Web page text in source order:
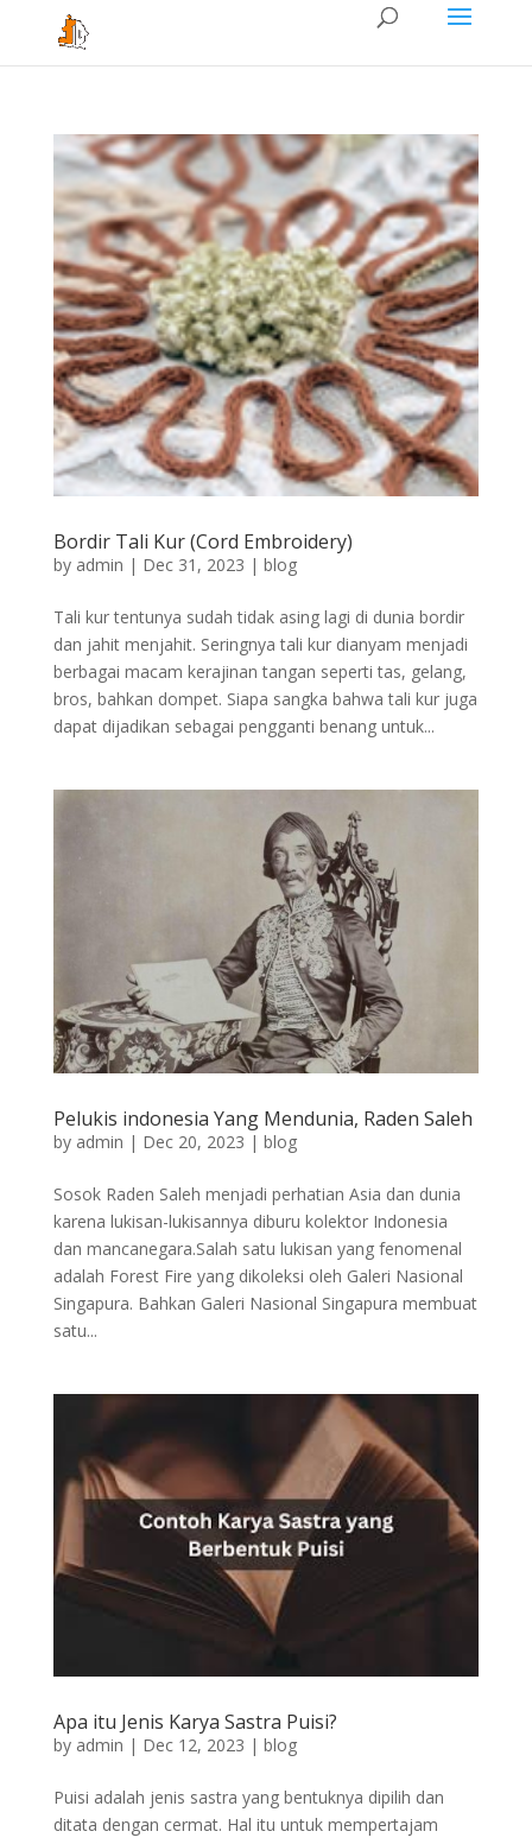
Bordir Tali Kur (Cord Embroidery)
by admin | Dec 31, 2023 | blog
Tali kur tentunya sudah tidak asing lagi di dunia bordir
dan jahit menjahit. Seringnya tali kur dianyam menjadi
berbagai macam kerajinan tangan seperti tas, gelang,
bros, bahkan dompet. Siapa sangka bahwa tali kur juga
dapat dijadikan sebagai pengganti benang untuk...
Pelukis indonesia Yang Mendunia, Raden Saleh
by admin | Dec 20, 2023 | blog
Sosok Raden Saleh menjadi perhatian Asia dan dunia
karena lukisan-lukisannya diburu kolektor Indonesia
dan mancanegara.Salah satu lukisan yang fenomenal
adalah Forest Fire yang dikoleksi oleh Galeri Nasional
Singapura. Bahkan Galeri Nasional Singapura membuat
satu...
Apa itu Jenis Karya Sastra Puisi?
by admin | Dec 12, 2023 | blog
Puisi adalah jenis sastra yang bentuknya dipilih dan
ditata dengan cermat. Hal itu untuk mempertajam